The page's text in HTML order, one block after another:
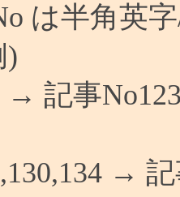
は半角英
)
→ 記事
→